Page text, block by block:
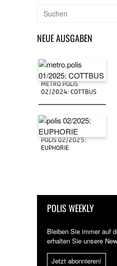
NEUE AUSGABEN
METRO.POLIS
02/2024: COTTBUS
POLIS 02/2025:
EUPHORIE
POLIS WEEKLY
Bleiben Sie immer auf
erhalten Sie unsere
Jetzt abonnieren!